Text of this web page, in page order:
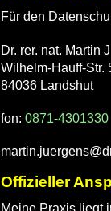
Für den
Dr. rer. nat. Martin
Wilhelm-Hauff-Str.
84036 Landshut
fon:0871-4301330
Offizieller
Meine Praxis liegt